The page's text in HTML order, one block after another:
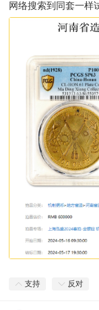
网络搜索到同套一样
支持 反对